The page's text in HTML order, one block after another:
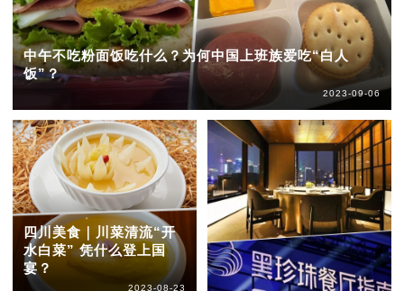
中午不吃粉面饭吃什么？为何中国上班族爱吃“白人
饭”？
2023-09-06
四川美食｜川菜清流“开
水白菜” 凭什么登上国
宴？
2023-08-23